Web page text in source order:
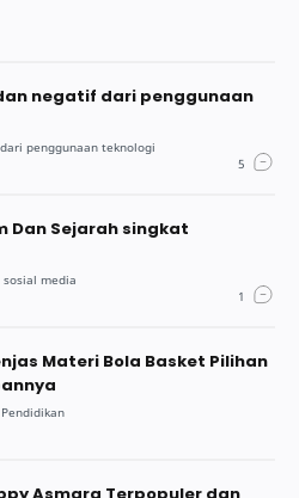
negatif dari penggunaan
Dan Sejarah singkat
Materi Bola Basket Pilihan
Asmara Terpopuler dan